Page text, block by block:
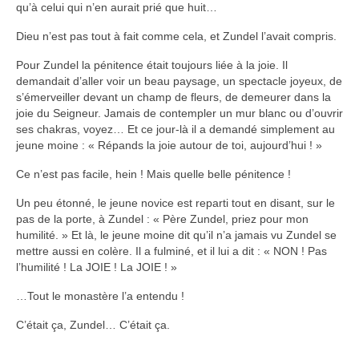
qu’à celui qui n’en aurait prié que huit…
Dieu n’est pas tout à fait comme cela, et Zundel l’avait compris.
Pour Zundel la pénitence était toujours liée à la joie. Il
demandait d’aller voir un beau paysage, un spectacle joyeux, de
s’émerveiller devant un champ de fleurs, de demeurer dans la
joie du Seigneur. Jamais de contempler un mur blanc ou d’ouvrir
ses chakras, voyez… Et ce jour-là il a demandé simplement au
jeune moine : « Répands la joie autour de toi, aujourd’hui ! »
Ce n’est pas facile, hein ! Mais quelle belle pénitence !
Un peu étonné, le jeune novice est reparti tout en disant, sur le
pas de la porte, à Zundel : « Père Zundel, priez pour mon
humilité. » Et là, le jeune moine dit qu’il n’a jamais vu Zundel se
mettre aussi en colère. Il a fulminé, et il lui a dit : « NON ! Pas
l’humilité ! La JOIE ! La JOIE ! »
…Tout le monastère l’a entendu !
C’était ça, Zundel… C’était ça.